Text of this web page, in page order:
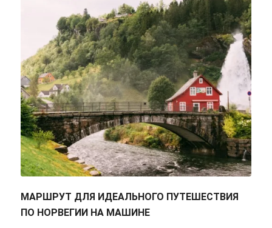
МАРШРУТ ДЛЯ ИДЕАЛЬНОГО ПУТЕШЕСТВИЯ
ПО НОРВЕГИИ НА МАШИНЕ